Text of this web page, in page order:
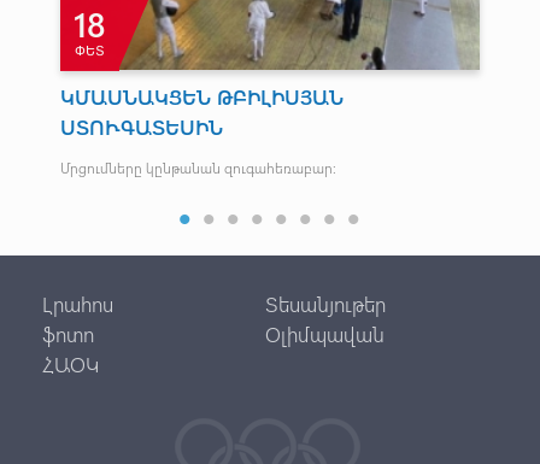
18
ՓԵՏ
ԿՄԱՍՆԱԿՑԵՆ ԹԲԻԼԻՍՅԱՆ
ՍՏՈՒԳԱՏԵՍԻՆ
Մրցումները կընթանան զուգահեռաբար:
Լրահոս
Տեսանյութեր
ֆոտո
Օլիմպավան
ՀԱՕԿ